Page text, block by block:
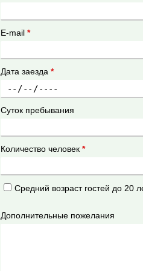
E-mail *
Дата заезда *
Суток пребывания
Количество человек *
Средний возраст гостей до 20
Дополнительные пожелания